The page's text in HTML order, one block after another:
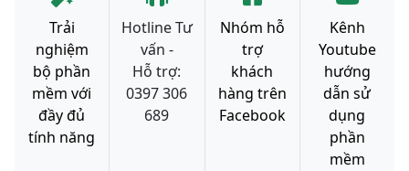
Trải
nghiệm
bộ phần
mềm với
đầy đủ
tính năng
Hotline Tư
vấn -
Hỗ trợ:
0397 306
689
Nhóm hỗ
trợ
khách
hàng trên
Facebook
Kênh
Youtube
hướng
dẫn sử
dụng
phần
mềm